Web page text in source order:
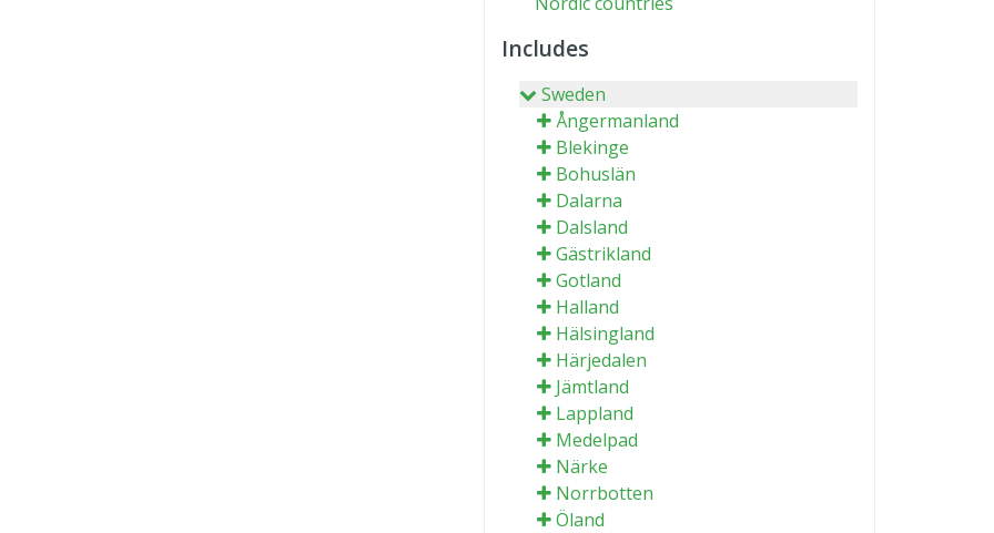
Includes
Sweden
Ångermanland
Blekinge
Bohuslän
Dalarna
Dalsland
Gästrikland
Gotland
Halland
Hälsingland
Härjedalen
Jämtland
Lappland
Medelpad
Närke
Norrbotten
Öland